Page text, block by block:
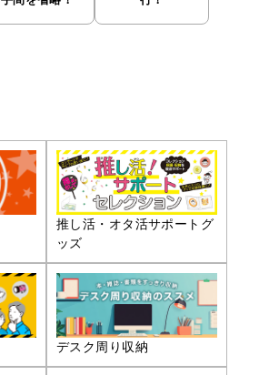
推し活・オタ活サポートグ
ッズ
デスク周り収納